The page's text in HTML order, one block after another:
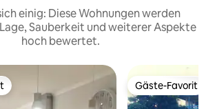
einig: Diese Wohnungen werden
Sauberkeit und weiterer Aspekte
hoch bewertet.
Favorit. Gäste-Favorit
Gäste-Favorit